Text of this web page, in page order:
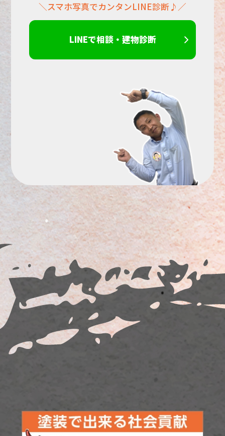
＼スマホ写真でカンタンLINE診断♪／
LINEで相談・建物診断